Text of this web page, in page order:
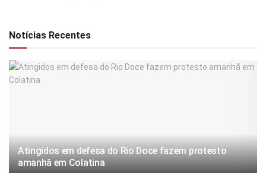
Notícias Recentes
Atingidos em defesa do Rio Doce fazem protesto
amanhã em Colatina